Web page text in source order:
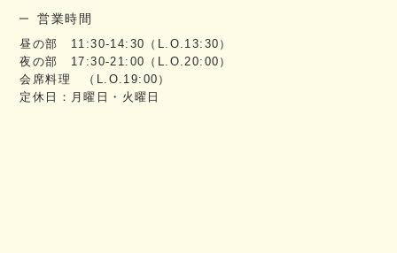
営業時間
昼の部 11:30-14:30（L.O.13:30）
夜の部 17:30-21:00（L.O.20:00）
会席料理 （L.O.19:00）
定休日：月曜日・火曜日